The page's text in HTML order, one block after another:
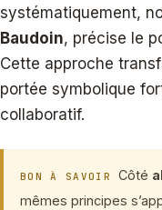
systématiquement,
Baudoin, précise le
Cette approche
portée symbolique
collaboratif.
BON À SAVOIR Côté
mêmes principes